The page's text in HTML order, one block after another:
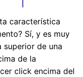
característica
Sí, y es muy
superior de una
de la
click encima del